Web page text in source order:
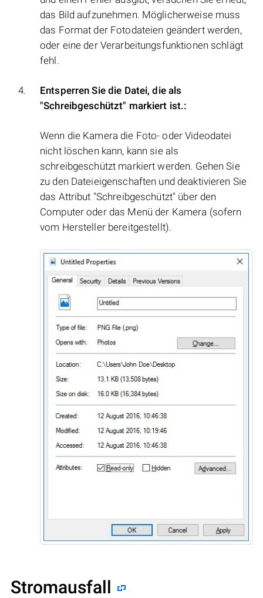
das Bild aufzunehmen. Möglicherweise muss
das Format der Fotodateien geändert werden,
oder eine der Verarbeitungsfunktionen schlägt
fehl.
Entsperren Sie die Datei, die als
"Schreibgeschützt" markiert ist.:
Wenn die Kamera die Foto- oder Videodatei
nicht löschen kann, kann sie als
schreibgeschützt markiert werden. Gehen Sie
zu den Dateieigenschaften und deaktivieren Sie
das Attribut "Schreibgeschützt" über den
Computer oder das Menü der Kamera (sofern
vom Hersteller bereitgestellt).
Stromausfall